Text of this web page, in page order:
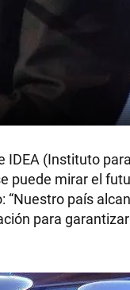
IDEA (Instituto
puede mirar el
“Nuestro país
para